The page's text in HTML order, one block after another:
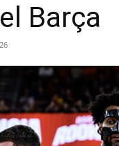
Barça